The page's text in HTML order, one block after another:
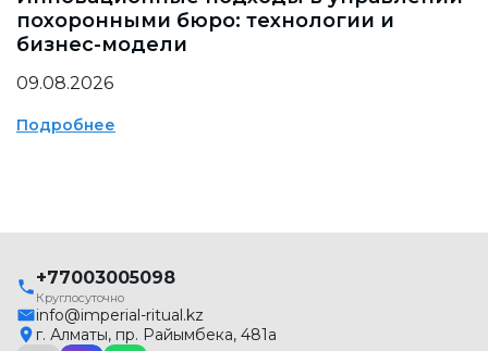
похоронными бюро: технологии и
бизнес-модели
09.08.2026
Подробнее
+77003005098
Круглосуточно
info@imperial-ritual.kz
г. Алматы, пр. Райымбека, 481а